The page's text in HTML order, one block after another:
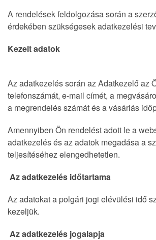
A rendelések feldolgozása során a
érdekében szükségesek adatkezelési
Kezelt adatok
Az adatkezelés során az Adatkezelő az
telefonszámát, e-mail címét, a
a megrendelés számát és a vásárlás
Amennyiben Ön rendelést adott le a
adatkezelés és az adatok megadása a
teljesítéséhez elengedhetetlen.
Az adatkezelés időtartama
Az adatokat a polgári jogi elévülési idő
kezeljük.
Az adatkezelés jogalapja